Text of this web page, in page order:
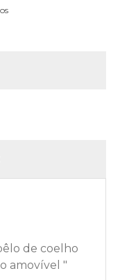
de coelho
amovível "